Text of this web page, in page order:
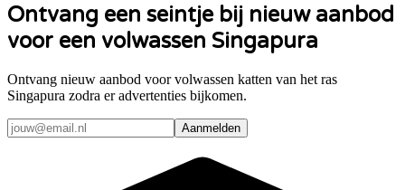
Ontvang een seintje bij nieuw aanbod
voor een volwassen Singapura
Ontvang nieuw aanbod voor volwassen katten van het ras
Singapura zodra er advertenties bijkomen.
Aanmelden